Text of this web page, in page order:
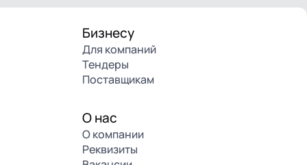
Бизнесу
Для компаний
Тендеры
Поставщикам
О нас
О компании
Реквизиты